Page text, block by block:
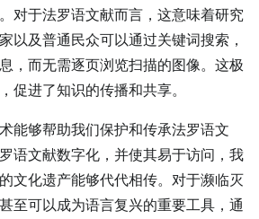
对于法罗语文献而言，这意味着研究
以及普通民众可以通过关键词搜索，
，而无需逐页浏览扫描的图像。这极
促进了知识的传播和共享。
能够帮助我们保护和传承法罗语文
语文献数字化，并使其易于访问，我
文化遗产能够代代相传。对于濒临灭
至可以成为语言复兴的重要工具，通